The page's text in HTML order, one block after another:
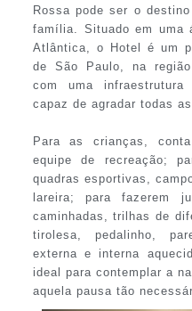
Rossa pode ser o
família. Situado em uma
Atlântica, o Hotel é um
de São Paulo, na
com uma
capaz de agradar todas
Para as crianças,
equipe de recreação;
quadras esportivas,
lareira; para fazerem
caminhadas, trilhas de
tirolesa, pedalinho,
externa e interna
ideal para contemplar a
aquela pausa tão